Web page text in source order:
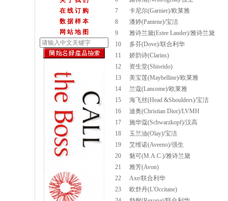
在 线 订 购
数 据 样 本
网 站 地 图
7
卡尼尔(Garnier)/欧莱雅
8
潘婷(Pantene)/宝洁
9
雅诗兰黛(Estee Lauder)/雅诗兰黛
10
多芬(Dove)/联合利华
11
娇韵诗(Clarins)
12
资生堂(Shiseido)
13
美宝莲(Maybelline)/欧莱雅
14
兰蔻(Lancome)/欧莱雅
15
海飞丝(Head &Shoulders)/宝洁
16
迪奥(Christian Dior)/LVMH
17
施华蔻(Schwarzkopf)/汉高
18
玉兰油(Olay)/宝洁
19
艾维诺(Aveeno)/强生
20
魅可(M.A.C.)/雅诗兰黛
21
雅芳(Avon)
22
Axe/联合利华
23
欧舒丹(L'Occitane)